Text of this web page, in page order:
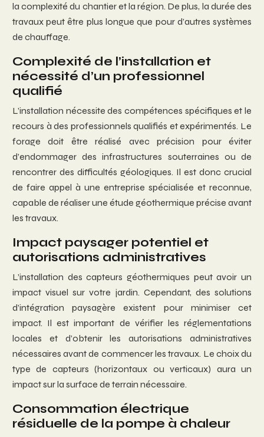
la complexité du chantier et la région. De plus, la durée des
travaux peut être plus longue que pour d’autres systèmes
de chauffage.
Complexité de l’installation et
nécessité d’un professionnel
qualifié
L’installation nécessite des compétences spécifiques et le
recours à des professionnels qualifiés et expérimentés. Le
forage doit être réalisé avec précision pour éviter
d’endommager des infrastructures souterraines ou de
rencontrer des difficultés géologiques. Il est donc crucial
de faire appel à une entreprise spécialisée et reconnue,
capable de réaliser une étude géothermique précise avant
les travaux.
Impact paysager potentiel et
autorisations administratives
L’installation des capteurs géothermiques peut avoir un
impact visuel sur votre jardin. Cependant, des solutions
d’intégration paysagère existent pour minimiser cet
impact. Il est important de vérifier les réglementations
locales et d’obtenir les autorisations administratives
nécessaires avant de commencer les travaux. Le choix du
type de capteurs (horizontaux ou verticaux) aura un
impact sur la surface de terrain nécessaire.
Consommation électrique
résiduelle de la pompe à chaleur